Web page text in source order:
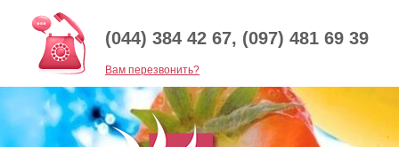
(044) 384 42 67, (097) 481 69 39
Baм перезвонить?